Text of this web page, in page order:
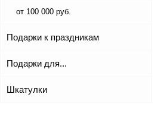
от 100 000 руб.
Подарки к праздникам
Подарки для...
Шкатулки